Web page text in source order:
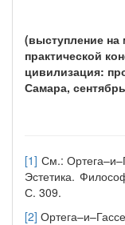
(выступление на
практической
цивилизация:
Самара,
[1] См.:
Эстетика.
С. 309.
[2]